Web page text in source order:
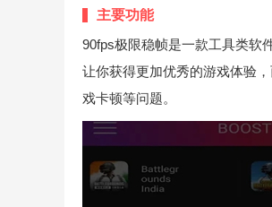
主要功能
90fps极限稳帧是一款工具类软
让你获得更加优秀的游戏体验
戏卡顿等问题。